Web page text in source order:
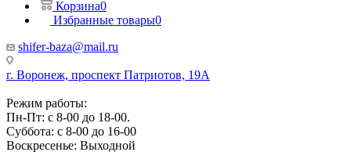
Корзина0
Избранные товары0
shifer-baza@mail.ru
г. Воронеж, проспект Патриотов, 19А
Режим работы:
Пн-Пт: с 8-00 до 18-00.
Суббота: с 8-00 до 16-00
Воскресенье: Выходной